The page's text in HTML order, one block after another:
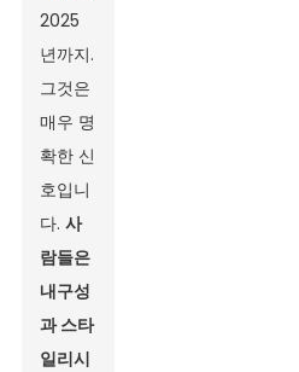
2025
년까지.
그것은
매우 명
확한 신
호입니
다.사
람들은
내구성
과 스타
일리시